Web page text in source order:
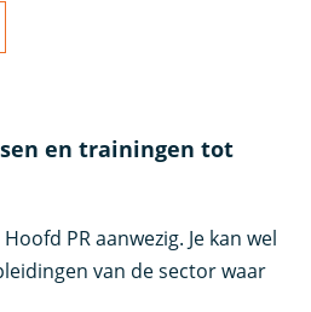
en trainingen tot
PR aanwezig. Je kan wel
van de sector waar